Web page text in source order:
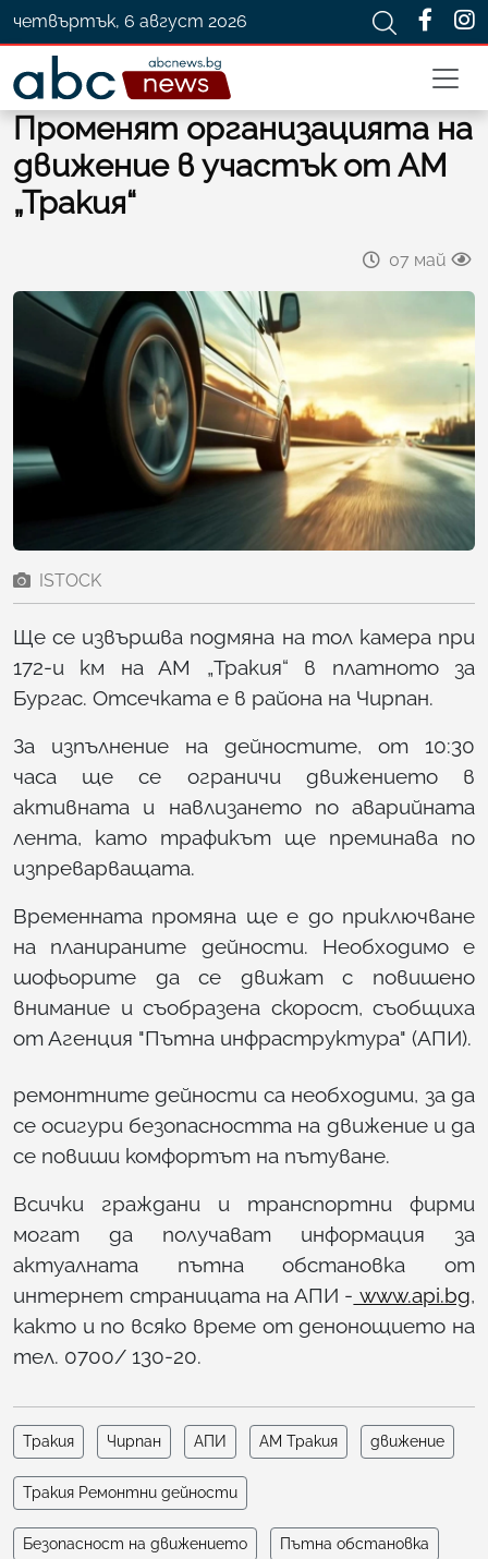
четвъртък, 6 август 2026
Променят организацията на
движение в участък от АМ
„Тракия“
07 май
ISTOCK
Ще се извършва подмяна на тол камера при
172-и км на АМ „Тракия“ в платното за
Бургас. Отсечката е в района на Чирпан.
За изпълнение на дейностите, от 10:30
часа ще се ограничи движението в
активната и навлизането по аварийната
лента, като трафикът ще преминава по
изпреварващата.
Временната промяна ще е до приключване
на планираните дейности. Необходимо е
шофьорите да се движат с повишено
внимание и съобразена скорост, съобщиха
от Агенция "Пътна инфраструктура" (АПИ).
ремонтните дейности са необходими, за да
се осигури безопасността на движение и да
се повиши комфортът на пътуване.
Всички граждани и транспортни фирми
могат да получават информация за
актуалната пътна обстановка от
интернет страницата на АПИ - www.api.bg,
както и по всяко време от денонощието на
тел. 0700/ 130-20.
Тракия Чирпан АПИ АМ Тракия движение
Тракия Ремонтни дейности
Безопасност на движението Пътна обстановка